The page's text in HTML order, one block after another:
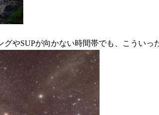
やSUPが向かない時間帯でも、こういっ